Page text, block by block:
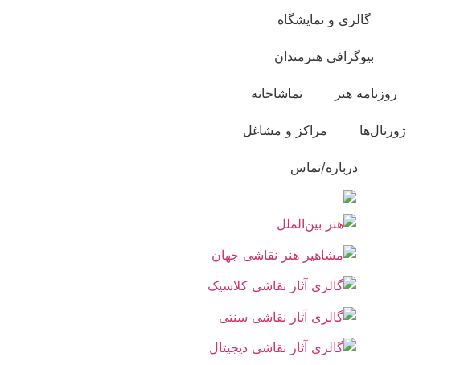
گالری و نمایشگاه
بیوگرافی هنرمندان
روزنامه هنر تماشاخانه
ژورنال‌ها مراکز و مشاغل
درباره/تماس